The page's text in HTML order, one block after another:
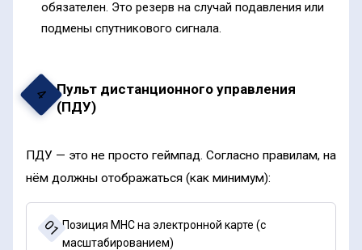
обязателен. Это резерв на случай подавления или
подмены спутникового сигнала.
4
Пульт дистанционного управления
(ПДУ)
ПДУ — это не просто геймпад. Согласно правилам, на
нём должны отображаться (как минимум):
01Позиция МНС на электронной карте (с
масштабированием)